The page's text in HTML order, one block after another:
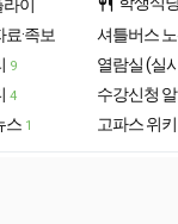
라이
·족보
9
4
스 1
restaurant
셔틀버스
열람실 (실
수강신청
고파스 위키